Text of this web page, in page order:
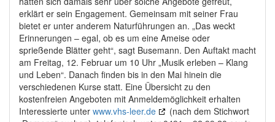
erklärt er sein Engagement. Gemeinsam mit seiner Frau
bietet er unter anderem Naturführungen an. „Das weckt
Erinnerungen – egal, ob es um eine Ameise oder
sprießende Blätter geht“, sagt Busemann. Den Auftakt macht
am Freitag, 12. Februar um 10 Uhr „Musik erleben – Klang
und Leben“. Danach finden bis in den Mai hinein die
verschiedenen Kurse statt. Eine Übersicht zu den
kostenfreien Angeboten mit Anmeldemöglichkeit erhalten
Interessierte unter www.vhs-leer.de
(nach dem Stichwort